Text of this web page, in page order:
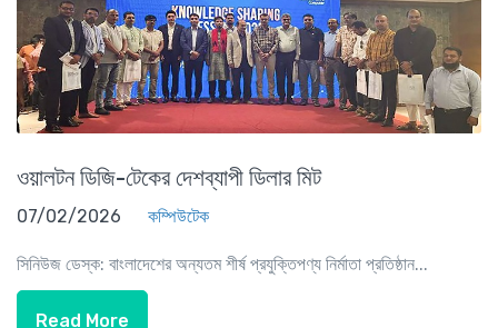
ওয়ালটন ডিজি-টেকের দেশব্যাপী ডিলার মিট
07/02/2026 কম্পিউটেক
সিনিউজ ডেস্ক: বাংলাদেশের অন্যতম শীর্ষ প্রযুক্তিপণ্য নির্মাতা প্রতিষ্ঠান...
Read More